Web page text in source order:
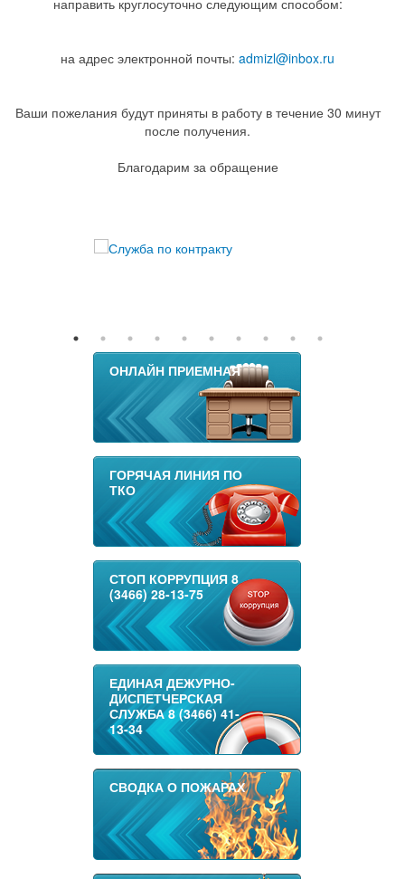
направить круглосуточно следующим способом:
на адрес электронной почты: admizl@inbox.ru
Ваши пожелания будут приняты в работу в течение 30 минут
после получения.
Благодарим за обращение
ОНЛАЙН ПРИЕМНАЯ
ГОРЯЧАЯ ЛИНИЯ ПО
ТКО
СТОП КОРРУПЦИЯ 8
(3466) 28-13-75
ЕДИНАЯ ДЕЖУРНО-
ДИСПЕТЧЕРСКАЯ
СЛУЖБА 8 (3466) 41-
13-34
СВОДКА О ПОЖАРАХ